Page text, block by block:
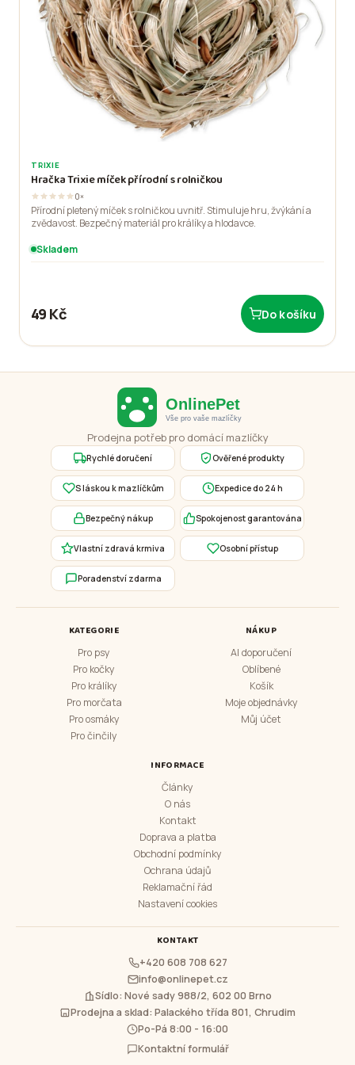
TRIXIE
Hračka Trixie míček přírodní s rolničkou
0×
Přírodní pletený míček s rolničkou uvnitř. Stimuluje hru, žvýkání a
zvědavost. Bezpečný materiál pro králíky a hlodavce.
Skladem
49 Kč Do košíku
Prodejna potřeb pro domácí mazlíčky
Rychlé doručení Ověřené produkty
S láskou k mazlíčkům Expedice do 24 h
Bezpečný nákup Spokojenost garantována
Vlastní zdravá krmiva Osobní přístup
Poradenství zdarma
KATEGORIE
Pro psy
Pro kočky
Pro králíky
Pro morčata
Pro osmáky
Pro činčily
NÁKUP
AI doporučení
Oblíbené
Košík
Moje objednávky
Můj účet
INFORMACE
Články
O nás
Kontakt
Doprava a platba
Obchodní podmínky
Ochrana údajů
Reklamační řád
Nastavení cookies
KONTAKT
+420 608 708 627
info@onlinepet.cz
Sídlo: Nové sady 988/2, 602 00 Brno
Prodejna a sklad: Palackého třída 801, Chrudim
Po-Pá 8:00 - 16:00
Kontaktní formulář